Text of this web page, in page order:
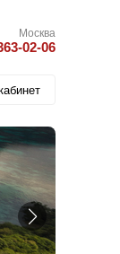
Москва
02-06